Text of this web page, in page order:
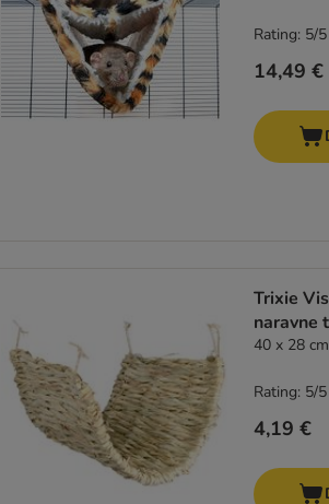
14,49 €
Rating: 5/5
Trixie
naravne
40 x 28 cm
4,19 €
Rating: 5/5